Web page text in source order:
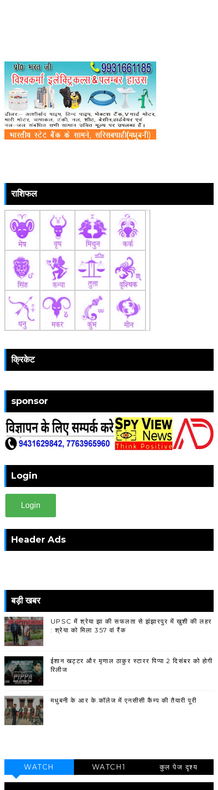
राशिफल
क्रिकेट
sponsor
Login
Login
Header Ads
बड़ी खबर
UPSC में श्रेया झा की सफलता से झंझारपुर में खुशी की लहर
: श्रेया को मिला 357 वां रैंक
ईशान खट्टर और मृणाल ठाकुर स्टारर पिप्पा 2 दिसंबर को होगी
रिलीज
मधुबनी के आर के.कॉलेज में एनसीसी कैम्प की तैयारी पूरी
WATCH WATCH1 कुल पेज दृश्य